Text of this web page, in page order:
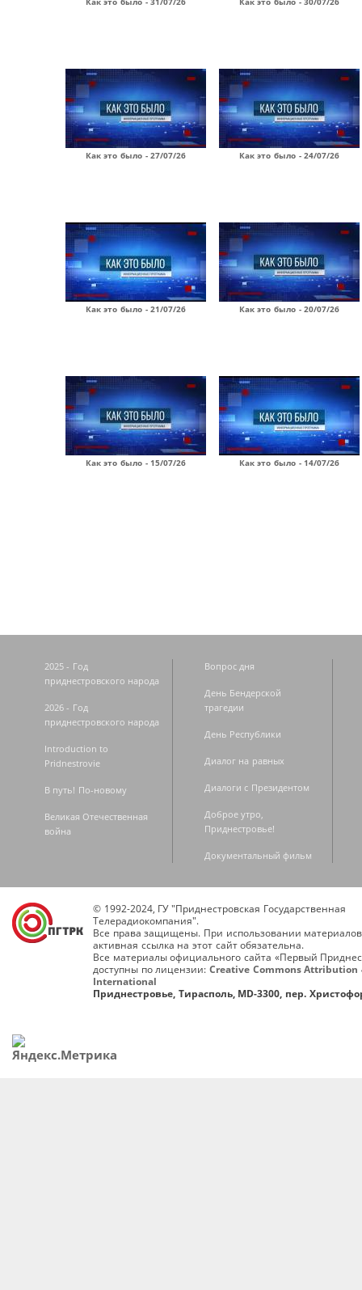
Как это было - 27/07/26 Как это было - 24/07/26
Как это было - 21/07/26 Как это было - 20/07/26
Как это было - 15/07/26 Как это было - 14/07/26
2025 - Год
приднестровского народа
2026 - Год
приднестровского народа
Introduction to
Pridnestrovie
В путь! По-новому
Великая Отечественная
война
Вопрос дня
День Бендерской
трагедии
День Республики
Диалог на равных
Диалоги с Президентом
Доброе утро,
Приднестровье!
Документальный фильм
© 1992-2024, ГУ "Приднестровская Государственная
Телерадиокомпания".
Все права защищены. При использовании
активная ссылка на этот сайт обязательна.
Все материалы официального сайта «Первый
доступны по лицензии: Creative Commons Attribution
International
Приднестровье, Тирасполь, MD-3300, пер.